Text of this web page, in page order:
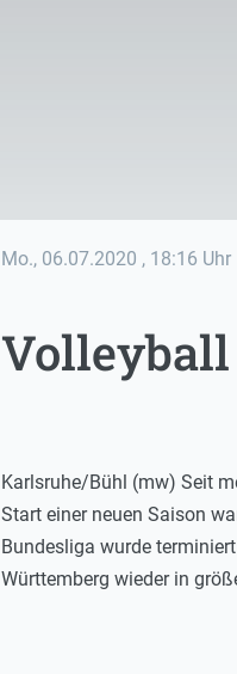
Mo., 06.07.2020 , 18:16 Uhr
Karlsruhe/Bühl (mw) Seit
Start einer neuen Saison
Bundesliga wurde
Württemberg wieder in